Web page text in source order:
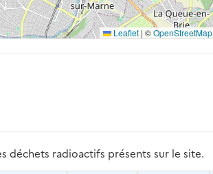
Leaflet | ©OpenStreetMap
déchets radioactifs présents sur le site.